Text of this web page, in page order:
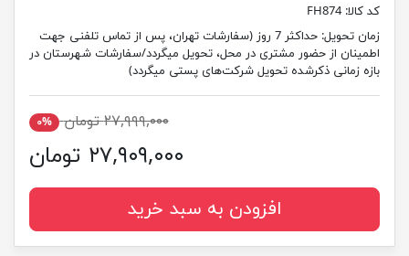
کد کالا: FH874
زمان تحویل:
حداکثر 7 روز (سفارشات تهران، پس از تماس تلفنی جهت
اطمینان از حضور مشتری در محل، تحویل میگردد/سفارشات شهرستان در
بازه زمانی ذکرشده تحویل شرکت‌های پستی میگردد)
۲۷,۹۹۹,۰۰۰ تومان ۰%
۲۷,۹۰۹,۰۰۰ تومان
افزودن به سبد خرید